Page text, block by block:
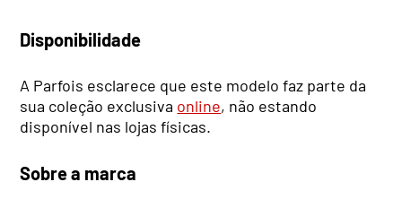
Disponibilidade
A Parfois esclarece que este modelo faz parte da
sua coleção exclusiva online, não estando
disponível nas lojas físicas.
Sobre a marca